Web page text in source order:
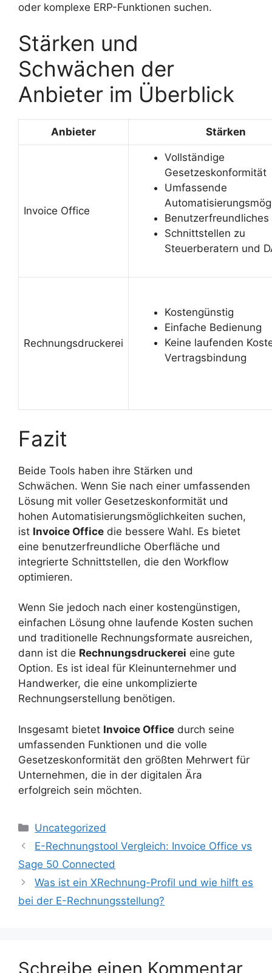
oder komplexe ERP-Funktionen suchen.
Stärken und
Schwächen der
Anbieter im Überblick
Anbieter Stärken
Invoice Office
Vollständige
Gesetzeskonformität
Umfassende
Benutzerfreundliches
Schnittstellen zu
Steuerberatern und
Rechnungsdruckerei
Kostengünstig
Einfache Bedienung
Keine laufenden
Vertragsbindung
Fazit
Beide Tools haben ihre Stärken und
Schwächen. Wenn Sie nach einer umfassenden
Lösung mit voller Gesetzeskonformität und
hohen Automatisierungsmöglichkeiten suchen,
ist Invoice Office die bessere Wahl. Es bietet
eine benutzerfreundliche Oberfläche und
integrierte Schnittstellen, die den Workflow
optimieren.
Wenn Sie jedoch nach einer kostengünstigen,
einfachen Lösung ohne laufende Kosten suchen
und traditionelle Rechnungsformate ausreichen,
dann ist die Rechnungsdruckerei eine gute
Option. Es ist ideal für Kleinunternehmer und
Handwerker, die eine unkomplizierte
Rechnungserstellung benötigen.
Insgesamt bietet Invoice Office durch seine
umfassenden Funktionen und die volle
Gesetzeskonformität den größten Mehrwert für
Unternehmen, die in der digitalen Ära
erfolgreich sein möchten.
Kategorien
Uncategorized
E-Rechnungstool Vergleich: Invoice Office vs
Sage 50 Connected
Was ist ein XRechnung-Profil und wie hilft es
bei der E-Rechnungsstellung?
Schreibe einen Kommentar